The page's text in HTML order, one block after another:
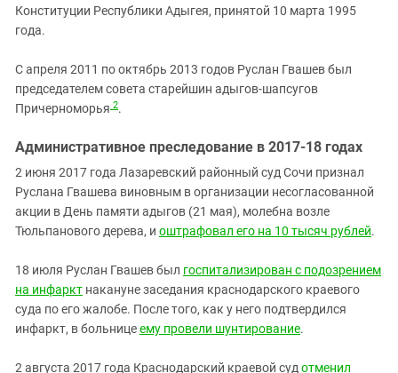
Конституции Республики Адыгея, принятой 10 марта 1995
года.
С апреля 2011 по октябрь 2013 годов Руслан Гвашев был
председателем совета старейшин адыгов-шапсугов
Причерноморья 2.
Административное преследование в 2017-18 годах
2 июня 2017 года Лазаревский районный суд Сочи признал
Руслана Гвашева виновным в организации несогласованной
акции в День памяти адыгов (21 мая), молебна возле
Тюльпанового дерева, и оштрафовал его на 10 тысяч рублей.
18 июля Руслан Гвашев был госпитализирован с подозрением
на инфаркт накануне заседания краснодарского краевого
суда по его жалобе. После того, как у него подтвердился
инфаркт, в больницеему провели шунтирование.
2 августа 2017 года Краснодарский краевой судотменил